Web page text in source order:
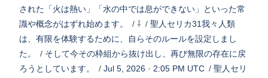
された「火は熱い」「水の中では息ができない」といった常
識や概念がはずれ始めます。
/ ⇩ / 聖人セリカ31我々人類
は、有限を体験するために、自らそのルールを設定しまし
た。
/ そして今その枠組から抜け出し、再び無限の存在に戻
ろうとしています。
/ Jul 5, 2026 · 2:05 PM UTC / 聖人セリ